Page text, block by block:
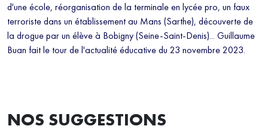
d'une école, réorganisation de la terminale en lycée pro, un faux
terroriste dans un établissement au Mans (Sarthe), découverte de
la drogue par un élève à Bobigny (Seine-Saint-Denis)... Guillaume
Buan fait le tour de l'actualité éducative du 23 novembre 2023.
NOS SUGGESTIONS